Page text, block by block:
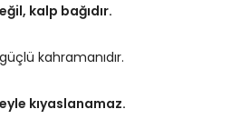
kalp bağıdır.
kahramanıdır.
kıyaslanamaz.